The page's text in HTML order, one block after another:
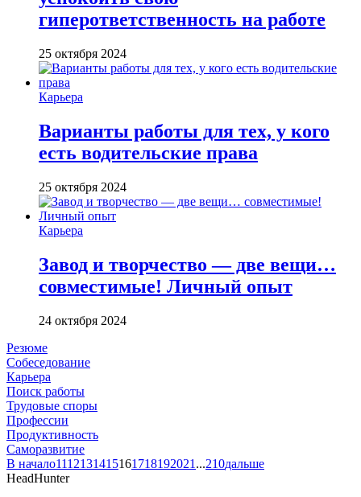
гиперответственность на работе
25 октября 2024
Карьера
Варианты работы для тех, у кого
есть водительские права
25 октября 2024
Карьера
Завод и творчество — две вещи…
совместимые! Личный опыт
24 октября 2024
Резюме
Собеседование
Карьера
Поиск работы
Трудовые споры
Профессии
Продуктивность
Саморазвитие
В начало1112131415161718192021 ...210дальше
HeadHunter